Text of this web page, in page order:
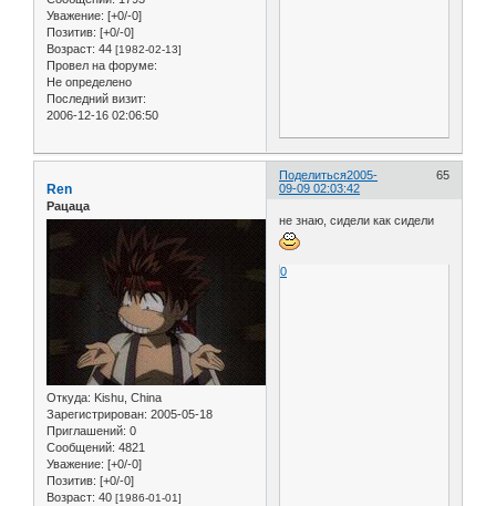
Уважение: [+0/-0]
Позитив: [+0/-0]
Возраст: 44 [1982-02-13]
Провел на форуме:
Не определено
Последний визит:
2006-12-16 02:06:50
Поделиться 65
2005-
09-09 02:03:42
Ren
Рацаца
Откуда: Kishu, China
Зарегистрирован: 2005-05-18
Приглашений: 0
Сообщений: 4821
Уважение: [+0/-0]
Позитив: [+0/-0]
Возраст: 40 [1986-01-01]
не знаю, сидели как сидели
0